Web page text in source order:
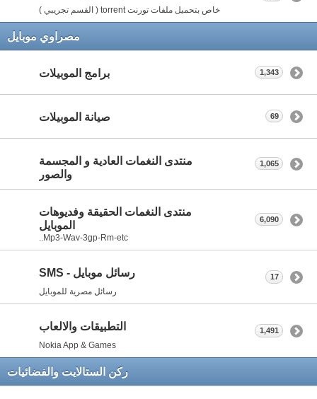
خاص بتحميل ملفات تورنت torrent ( القسم تجريبي )
مصراوي موبايل
برامج الموبيلات 1,343
صيانة الموبيلات 69
منتدى النغمات العادية و المجسمة
والصور
1,065
منتدى النغمات الحقيقة وفديوهات
الموبايل
Mp3-Wav-3gp-Rm-etc..
6,090
رسائل موبايل - SMS
رسائل مصرية للموبايل
17
التطبيقات والالعاب
Nokia App & Games
1,491
ركن الستالايت والفضائيات